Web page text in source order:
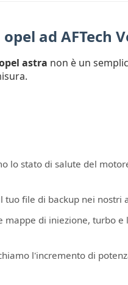
ad AFTech
astra non è un
lo stato di salute del
tuo file di backup nei nostri
mappe di iniezione, turbo e
l'incremento di